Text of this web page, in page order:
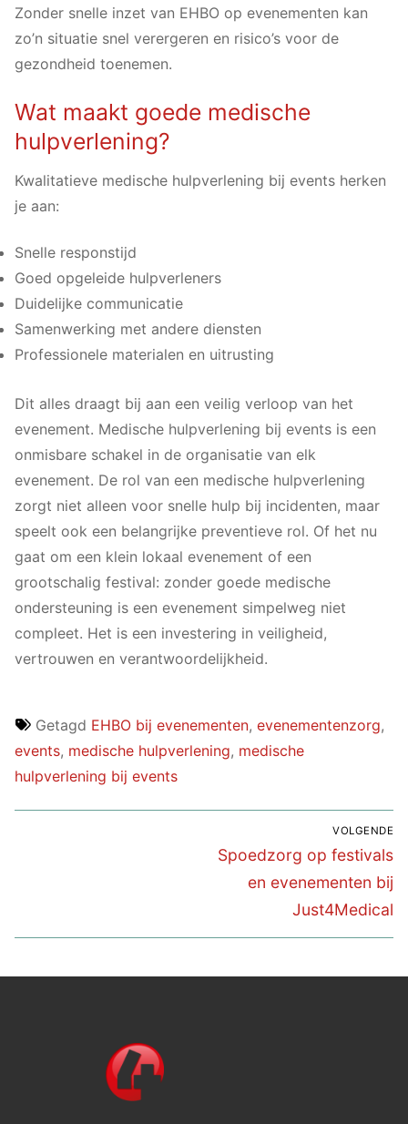
Zonder snelle inzet van EHBO op evenementen kan
zo’n situatie snel verergeren en risico’s voor de
gezondheid toenemen.
Wat maakt goede medische
hulpverlening?
Kwalitatieve medische hulpverlening bij events herken
je aan:
Snelle responstijd
Goed opgeleide hulpverleners
Duidelijke communicatie
Samenwerking met andere diensten
Professionele materialen en uitrusting
Dit alles draagt bij aan een veilig verloop van het
evenement. Medische hulpverlening bij events is een
onmisbare schakel in de organisatie van elk
evenement. De rol van een medische hulpverlening
zorgt niet alleen voor snelle hulp bij incidenten, maar
speelt ook een belangrijke preventieve rol. Of het nu
gaat om een klein lokaal evenement of een
grootschalig festival: zonder goede medische
ondersteuning is een evenement simpelweg niet
compleet. Het is een investering in veiligheid,
vertrouwen en verantwoordelijkheid.
Getagd EHBO bij evenementen, evenementenzorg,
events, medische hulpverlening, medische
hulpverlening bij events
VOLGENDE
Volgend
bericht:
Spoedzorg op festivals
en evenementen bij
Just4Medical